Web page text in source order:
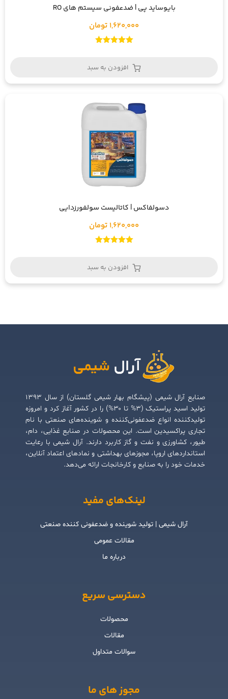
بایوساید پی | ضدعفونی سیستم های RO
1,620,000 تومان
افزودن به سبد
دسولفاکس | کاتالیست سولفورزدایی
1,620,000 تومان
افزودن به سبد
صنایع آرال شیمی (پیشگام بهار شیمی گلستان) از سال ۱۳۹۳
تولید اسید پراستیک (۳% تا ۳۰%) را در کشور آغاز کرد و امروزه
تولیدکننده انواع ضدعفونی‌کننده و شوینده‌های صنعتی با نام
تجاری پراکسیدین است. این محصولات در صنایع غذایی، دام،
طیور، کشاورزی و نفت و گاز کاربرد دارند. آرال شیمی با رعایت
استانداردهای اروپا، مجوزهای بهداشتی و نمادهای اعتماد آنلاین،
خدمات خود را به صنایع و کارخانجات ارائه می‌دهد.
لینک‌های مفید
آرال شیمی | تولید شوینده و ضدعفونی کننده صنعتی
مقالات عمومی
درباره ما
دسترسی سریع
محصولات
مقالات
سوالات متداول
مجوز های ما